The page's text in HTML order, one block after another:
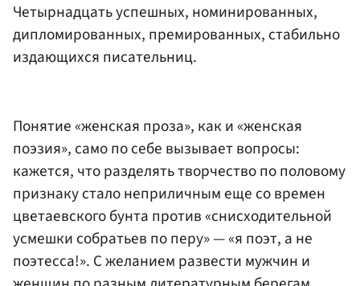
Четырнадцать успешных, номинированных,
дипломированных, премированных, стабильно
издающихся писательниц.
Понятие «женская проза», как и «женская
поэзия», само по себе вызывает вопросы:
кажется, что разделять творчество по половому
признаку стало неприличным еще со времен
цветаевского бунта против «снисходительной
усмешки собратьев по перу» — «я поэт, а не
поэтесса!». С желанием развести мужчин и